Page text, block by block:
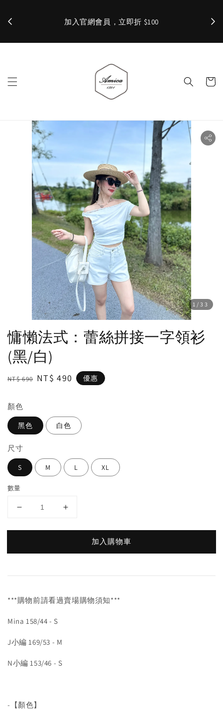
加入官網會員，立即折 $100 ✨
1 /33
慵懶法式：蕾絲拼接一字領衫
(黑/白)
Regular
NT$ 690 Sale
NT$ 490 優惠
顏色
黑色 白色
尺寸
S M L XL
數量
加入購物車
***購物前請看過賣場購物須知***
Mina 158/44 - S
J小編 169/53 - M
N小編 153/46 - S
-【顏色】